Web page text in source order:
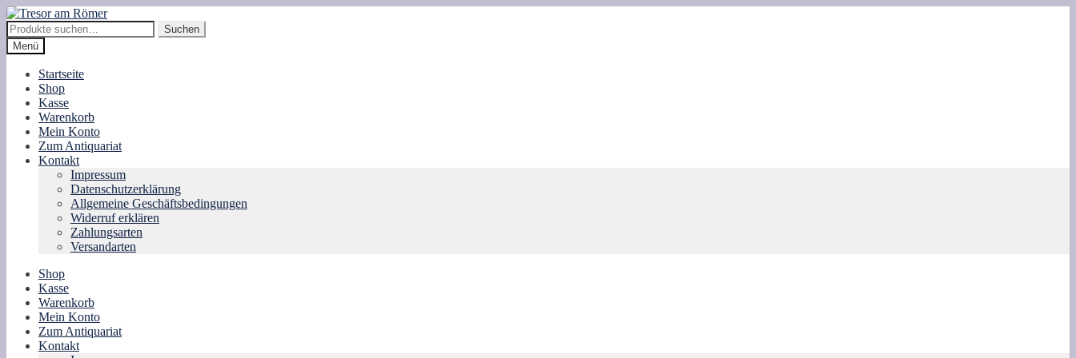
Zur
Navigation
springen
Zum
Inhalt
springen
Suche
nach:
Suchen
Menü
Startseite
Shop
Kasse
Warenkorb
Mein Konto
Zum Antiquariat
Kontakt
Impressum
Datenschutzerklärung
Allgemeine Geschäftsbedingungen
Widerruf erklären
Zahlungsarten
Versandarten
Shop
Kasse
Warenkorb
Mein Konto
Zum Antiquariat
Kontakt